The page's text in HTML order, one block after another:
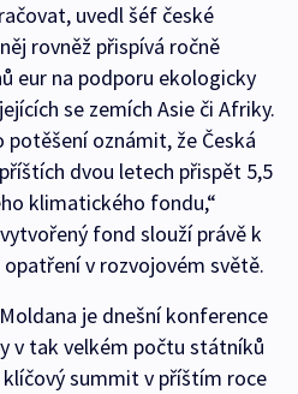
uvedl šéf české
rovněž přispívá ročně
eur na podporu ekologicky
se zemích Asie či Afriky.
oznámit, že Česká
dvou letech přispět 5,5
klimatického fondu,“
fond slouží právě k
v rozvojovém světě.
je dnešní konference
v tak velkém počtu státníků
summit v příštím roce